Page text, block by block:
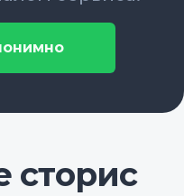
сторис